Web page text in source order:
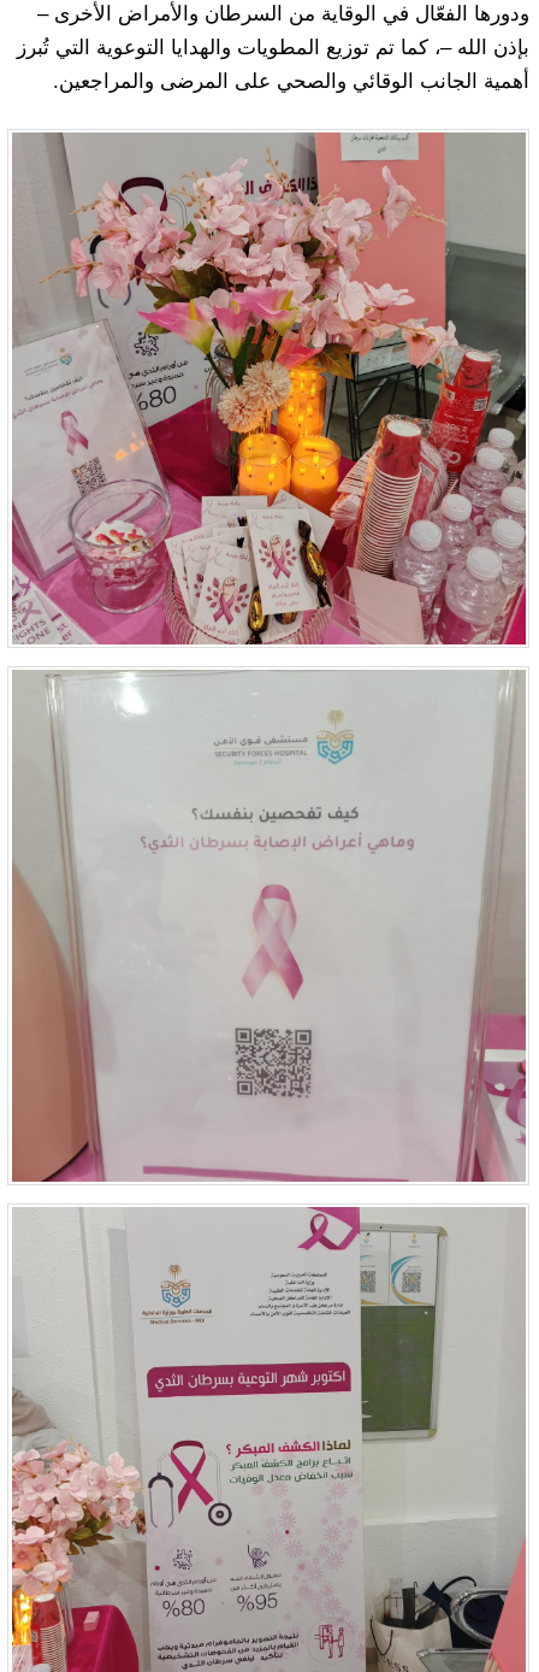
ودورها الفعّال في الوقاية من السرطان والأمراض الأخرى –
بإذن الله –، كما تم توزيع المطويات والهدايا التوعوية التي تُبرز
أهمية الجانب الوقائي والصحي على المرضى والمراجعين.